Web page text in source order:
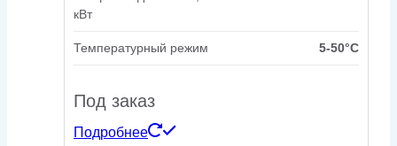
кВт
Температурный режим 5-50°C
Под заказ
Подробнее